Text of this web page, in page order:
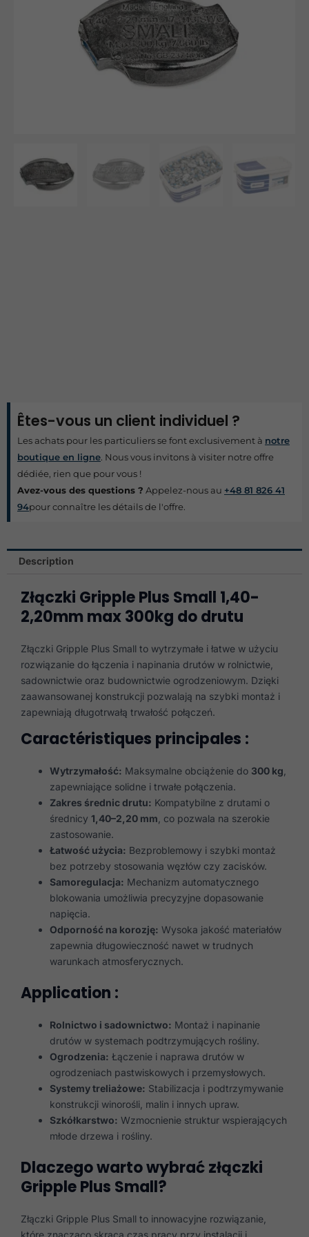
Êtes-vous un client individuel ?
Les achats pour les particuliers se font exclusivement à notre
boutique en ligne. Nous vous invitons à visiter notre offre
dédiée, rien que pour vous !
Avez-vous des questions ? Appelez-nous au +48 81 826 41
94pour connaître les détails de l'offre.
Description
Złączki Gripple Plus Small 1,40-
2,20mm max 300kg do drutu
Złączki Gripple Plus Small to wytrzymałe i łatwe w użyciu
rozwiązanie do łączenia i napinania drutów w rolnictwie,
sadownictwie oraz budownictwie ogrodzeniowym. Dzięki
zaawansowanej konstrukcji pozwalają na szybki montaż i
zapewniają długotrwałą trwałość połączeń.
Caractéristiques principales :
Wytrzymałość: Maksymalne obciążenie do 300 kg
zapewniające solidne i trwałe połączenia.
Zakres średnic drutu: Kompatybilne z drutami o
średnicy 1,40–2,20 mm , co pozwala na szerokie
zastosowanie.
Łatwość użycia: Bezproblemowy i szybki montaż
bez potrzeby stosowania węzłów czy zacisków.
Samoregulacja: Mechanizm automatycznego
blokowania umożliwia precyzyjne dopasowanie
napięcia.
Odporność na korozję: Wysoka jakość materiałów
zapewnia długowieczność nawet w trudnych
warunkach atmosferycznych.
Application :
Rolnictwo i sadownictwo: Montaż i napinanie
drutów w systemach podtrzymujących rośliny.
Ogrodzenia: Łączenie i naprawa drutów w
ogrodzeniach pastwiskowych i przemysłowych.
Systemy treliażowe: Stabilizacja i podtrzymywanie
konstrukcji winorośli, malin i innych upraw.
Szkółkarstwo: Wzmocnienie struktur wspierających
młode drzewa i rośliny.
Dlaczego warto wybrać złączki
Gripple Plus Small?
Złączki Gripple Plus Small to innowacyjne rozwiązanie,
które znacząco skraca czas pracy przy instalacji i